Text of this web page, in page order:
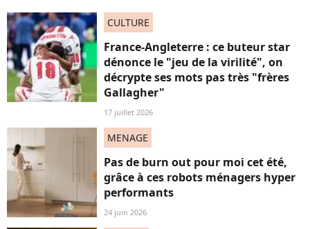
CULTURE
France-Angleterre : ce buteur star
dénonce le "jeu de la virilité", on
décrypte ses mots pas très "frères
Gallagher"
17 juillet 2026
MENAGE
Pas de burn out pour moi cet été,
grâce à ces robots ménagers hyper
performants
24 juin 2026